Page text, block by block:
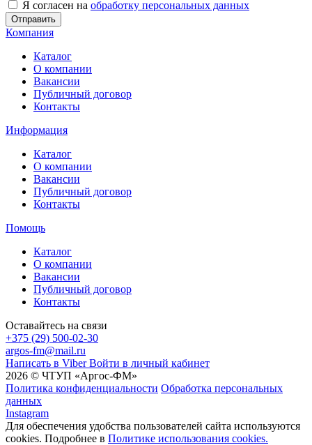
Я согласен на обработку персональных данных
Отправить
Компания
Каталог
О компании
Вакансии
Публичный договор
Контакты
Информация
Каталог
О компании
Вакансии
Публичный договор
Контакты
Помощь
Каталог
О компании
Вакансии
Публичный договор
Контакты
Оставайтесь на связи
+375 (29) 500-02-30
argos-fm@mail.ru
Написать в Viber Войти в личный кабинет
2026 © ЧТУП «Аргос-ФМ»
Политика конфиденциальности Обработка персональных
данных
Instagram
Для обеспечения удобства пользователей сайта используются
cookies. Подробнее в Политике использования cookies.